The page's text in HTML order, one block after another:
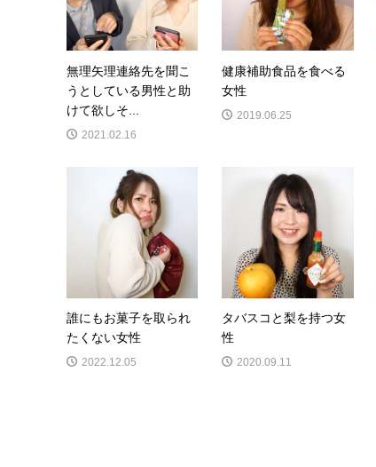
無理矢理連絡先を聞こ
うとしている男性と助
けて欲しそ...
2021.02.16
健康補助食品を食べる
女性
2019.06.25
誰にもお菓子を取られ
たくない女性
2022.12.05
タバスコと梨を持つ女
性
2020.09.11